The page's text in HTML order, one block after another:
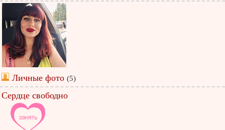
Личные фото (5)
Сердце свободно